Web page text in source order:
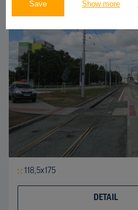
Save Show more
118,5x175
DETAIL